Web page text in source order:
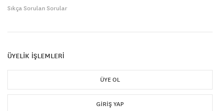
Sıkça Sorulan Sorular
ÜYELİK İŞLEMLERİ
ÜYE OL
GIRIŞ YAP